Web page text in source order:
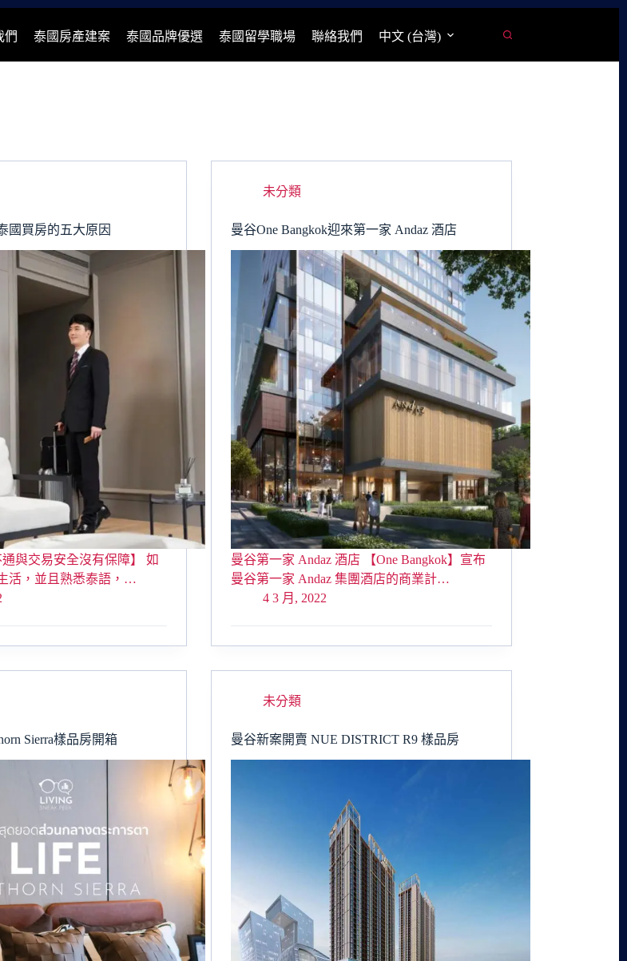
們 泰國房產建案 泰國品牌優選 泰國留學職場 聯絡我們 中文 (台灣)
國買房的五大原因
與交易安全沒有保障】 如
活，並且熟悉泰語，…
未分類
曼谷One Bangkok迎來第一家 Andaz 酒店
曼谷第一家 Andaz 酒店 【One Bangkok】宣布
曼谷第一家 Andaz 集團酒店的商業計…
4 3 月, 2022
Sierra樣品房開箱
未分類
曼谷新案開賣 NUE DISTRICT R9 樣品房